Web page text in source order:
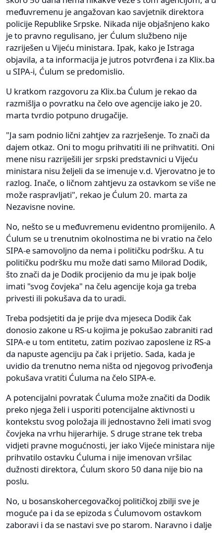
međuvremenu je angažovan kao savjetnik direktora
policije Republike Srpske. Nikada nije objašnjeno kako
je to pravno regulisano, jer Ćulum službeno nije
razriješen u Vijeću ministara. Ipak, kako je Istraga
objavila, a ta informacija je jutros potvrđena i za Klix.ba
u SIPA-i, Ćulum se predomislio.
U kratkom razgovoru za Klix.ba Ćulum je rekao da
razmišlja o povratku na čelo ove agencije iako je 20.
marta tvrdio potpuno drugačije.
"Ja sam podnio lični zahtjev za razrješenje. To znači da
dajem otkaz. Oni to mogu prihvatiti ili ne prihvatiti. Oni
mene nisu razriješili jer srpski predstavnici u Vijeću
ministara nisu željeli da se imenuje v.d. Vjerovatno je to
razlog. Inače, o ličnom zahtjevu za ostavkom se više ne
može raspravljati", rekao je Ćulum 20. marta za
Nezavisne novine.
No, nešto se u međuvremenu evidentno promijenilo. A
Ćulum se u trenutnim okolnostima ne bi vratio na čelo
SIPA-e samovoljno da nema i političku podršku. A tu
političku podršku mu može dati samo Milorad Dodik,
što znači da je Dodik procijenio da mu je ipak bolje
imati "svog čovjeka" na čelu agencije koja ga treba
privesti ili pokušava da to uradi.
Treba podsjetiti da je prije dva mjeseca Dodik čak
donosio zakone u RS-u kojima je pokušao zabraniti rad
SIPA-e u tom entitetu, zatim pozivao zaposlene iz RS-a
da napuste agenciju pa čak i prijetio. Sada, kada je
uvidio da trenutno nema ništa od njegovog privođenja
pokušava vratiti Ćuluma na čelo SIPA-e.
A potencijalni povratak Ćuluma može značiti da Dodik
preko njega želi i usporiti potencijalne aktivnosti u
kontekstu svog položaja ili jednostavno želi imati svog
čovjeka na vrhu hijerarhije. S druge strane tek treba
vidjeti pravne mogućnosti, jer iako Vijeće ministara nije
prihvatilo ostavku Ćuluma i nije imenovan vršilac
dužnosti direktora, Ćulum skoro 50 dana nije bio na
poslu.
No, u bosanskohercegovačkoj političkoj zbilji sve je
moguće pa i da se epizoda s Ćulumovom ostavkom
zaboravi i da se nastavi sve po starom. Naravno i dalje